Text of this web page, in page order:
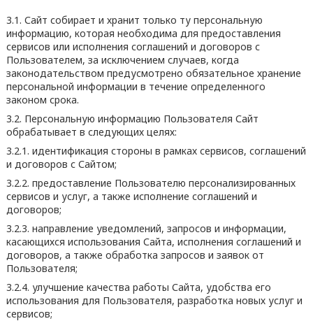
3.1. Сайт собирает и хранит только ту персональную
информацию, которая необходима для предоставления
сервисов или исполнения соглашений и договоров с
Пользователем, за исключением случаев, когда
законодательством предусмотрено обязательное хранение
персональной информации в течение определенного
законом срока.
3.2. Персональную информацию Пользователя Сайт
обрабатывает в следующих целях:
3.2.1. идентификация стороны в рамках сервисов, соглашений
и договоров с Сайтом;
3.2.2. предоставление Пользователю персонализированных
сервисов и услуг, а также исполнение соглашений и
договоров;
3.2.3. направление уведомлений, запросов и информации,
касающихся использования Сайта, исполнения соглашений и
договоров, а также обработка запросов и заявок от
Пользователя;
3.2.4. улучшение качества работы Сайта, удобства его
использования для Пользователя, разработка новых услуг и
сервисов;